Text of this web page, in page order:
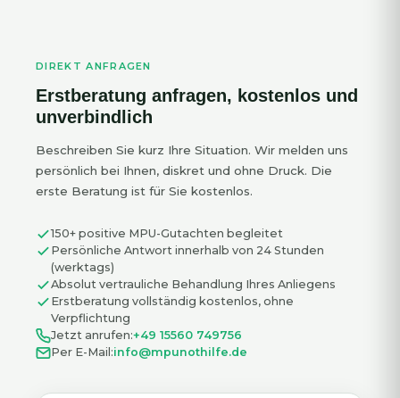
DIREKT ANFRAGEN
Erstberatung anfragen, kostenlos und
unverbindlich
Beschreiben Sie kurz Ihre Situation. Wir melden uns
persönlich bei Ihnen, diskret und ohne Druck. Die
erste Beratung ist für Sie kostenlos.
150+ positive MPU-Gutachten begleitet
Persönliche Antwort innerhalb von 24 Stunden
(werktags)
Absolut vertrauliche Behandlung Ihres Anliegens
Erstberatung vollständig kostenlos, ohne
Verpflichtung
Jetzt anrufen:+49 15560 749756
Per E-Mail:info@mpunothilfe.de